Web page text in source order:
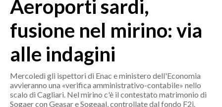
MEDIO CAMPIDANO
ORISTANO E PROVINCIA
SASSARI E PROVINCIA
GALLURA
NUORO E PROVINCIA
OGLIASTRA
AGENDA
Aeroporti sardi,
fusione nel mirino: via
alle indagini
Mercoledì gli ispettori di Enac e ministero dell'Economia
avvieranno una «verifica amministrativo-contabile» nello
scalo di Cagliari. Nel mirino c'è il contestato matrimonio di
Sogaer con Geasar e Sogeaal, controllate dal fondo F2i.